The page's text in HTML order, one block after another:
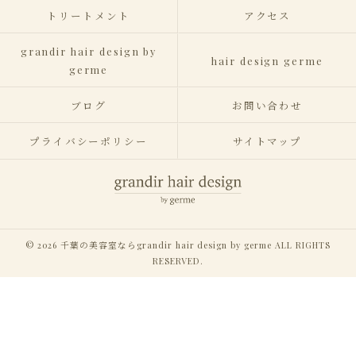
トリートメント アクセス
grandir hair design by
germe
hair design germe
ブログ お問い合わせ
プライバシーポリシー サイトマップ
© 2026 千葉の美容室ならgrandir hair design by germe ALL RIGHTS
RESERVED.